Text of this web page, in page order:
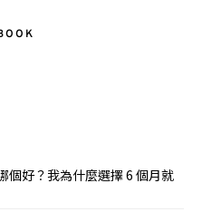
個好？我為什麼選擇 6 個月就